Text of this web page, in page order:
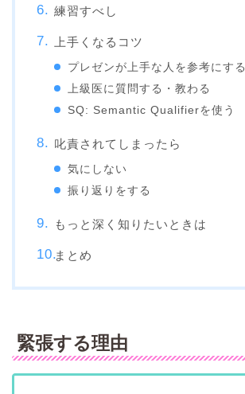
練習すべし
上手くなるコツ
プレゼンが上手な人を参考にする
上級医に質問する・教わる
SQ: Semantic Qualifierを使う
叱責されてしまったら
気にしない
振り返りをする
もっと深く知りたいときは
まとめ
緊張する理由